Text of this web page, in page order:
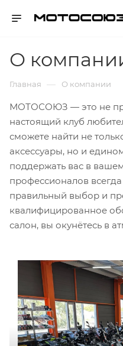
О
Главная — О компании
МОТОСОЮЗ — это не
настоящий клуб
сможете найти не
аксессуары, но и
поддержать вас в
профессионалов
правильный выбор и
квалифицированное
салон, вы окунётесь в